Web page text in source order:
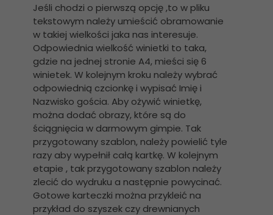
Jeśli chodzi o pierwszą opcję ,to w pliku
tekstowym należy umieścić obramowanie
w takiej wielkości jaka nas interesuje.
Odpowiednia wielkość winietki to taka,
gdzie na jednej stronie A4, mieści się 6
winietek. W kolejnym kroku należy wybrać
odpowiednią czcionkę i wypisać Imię i
Nazwisko gościa. Aby ożywić winietkę,
można dodać obrazy, które są do
ściągnięcia w darmowym gimpie. Tak
przygotowany szablon, należy powielić tyle
razy aby wypełnił całą kartkę. W kolejnym
etapie , tak przygotowany szablon należy
zlecić do wydruku a następnie powycinać.
Gotowe karteczki można przykleić na
przykład do szyszek czy drewnianych